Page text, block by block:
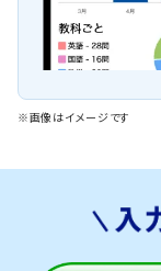
※画像はイメージです